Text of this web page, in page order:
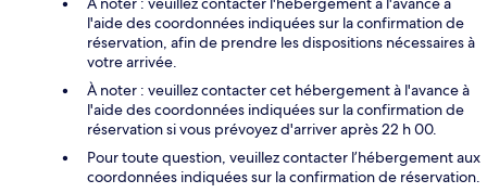
l'aide des coordonnées indiquées sur la confirmation de
réservation, afin de prendre les dispositions nécessaires à
votre arrivée.
À noter : veuillez contacter cet hébergement à l'avance à
l'aide des coordonnées indiquées sur la confirmation de
réservation si vous prévoyez d'arriver après 22 h 00.
Pour toute question, veuillez contacter l’hébergement aux
coordonnées indiquées sur la confirmation de réservation.